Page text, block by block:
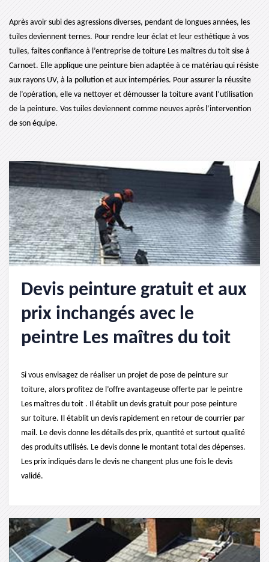
Après avoir subi des agressions diverses, pendant de longues années, les
tuiles deviennent ternes. Pour rendre leur éclat et leur esthétique à vos
tuiles, faites confiance à l’entreprise de toiture Les maîtres du toit sise à
Carnoet. Elle applique une peinture bien adaptée à ce matériau qui résiste
aux rayons UV, à la pollution et aux intempéries. Pour assurer la réussite
de l’opération, elle va nettoyer et démousser la toiture avant l’utilisation
de la peinture. Vos tuiles deviennent comme neuves après l’intervention
de son équipe.
Devis peinture gratuit et aux
prix inchangés avec le
peintre Les maîtres du toit
Si vous envisagez de réaliser un projet de pose de peinture sur
toiture, alors profitez de l’offre avantageuse offerte par le peintre
Les maîtres du toit . Il établit un devis gratuit pour pose peinture
sur toiture. Il établit un devis rapidement en retour de courrier par
mail. Le devis donne les détails des prix, quantité et surtout qualité
des produits utilisés. Le devis donne le montant total des dépenses.
Les prix indiqués dans le devis ne changent plus une fois le devis
validé.